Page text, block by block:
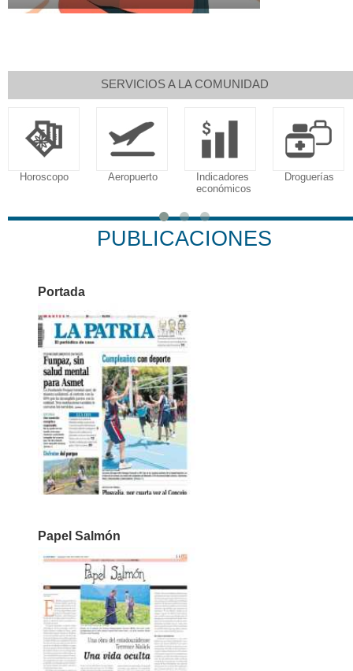
SERVICIOS A LA COMUNIDAD
Aeropuerto
Indicadores
Droguerías Notarías
PUBLICACIONES
Portada
Papel Salmón